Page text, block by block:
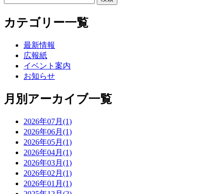
カテゴリー一覧
最新情報
広報紙
イベント案内
お知らせ
月別アーカイブ一覧
2026年07月(1)
2026年06月(1)
2026年05月(1)
2026年04月(1)
2026年03月(1)
2026年02月(1)
2026年01月(1)